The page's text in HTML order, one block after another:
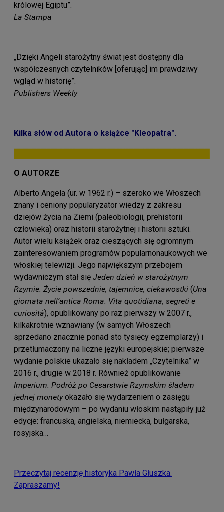
królowej Egiptu”.
La Stampa
„Dzięki Angeli starożytny świat jest dostępny dla
współczesnych czytelników [oferując] im prawdziwy
wgląd w historię”.
Publishers Weekly
Kilka słów od Autora o książce "Kleopatra".
O AUTORZE
Alberto Angela (ur. w 1962 r.) – szeroko we Włoszech
znany i ceniony popularyzator wiedzy z zakresu
dziejów życia na Ziemi (paleobiologii, prehistorii
człowieka) oraz historii starożytnej i historii sztuki.
Autor wielu książek oraz cieszących się ogromnym
zainteresowaniem programów popularnonaukowych we
włoskiej telewizji. Jego największym przebojem
wydawniczym stał się Jeden dzień w starożytnym
Rzymie. Życie powszednie, tajemnice, ciekawostki (Una
giornata nell’antica Roma. Vita quotidiana, segreti e
curiosità), opublikowany po raz pierwszy w 2007 r.,
kilkakrotnie wznawiany (w samych Włoszech
sprzedano znacznie ponad sto tysięcy egzemplarzy) i
przetłumaczony na liczne języki europejskie; pierwsze
wydanie polskie ukazało się nakładem „Czytelnika” w
2016 r., drugie w 2018 r. Również opublikowanie
Imperium. Podróż po Cesarstwie Rzymskim śladem
jednej monetyokazało się wydarzeniem o zasięgu
międzynarodowym – po wydaniu włoskim nastąpiły już
edycje: francuska, angielska, niemiecka, bułgarska,
rosyjska…
Przeczytaj recenzję historyka Pawła Głuszka.
Zapraszamy!